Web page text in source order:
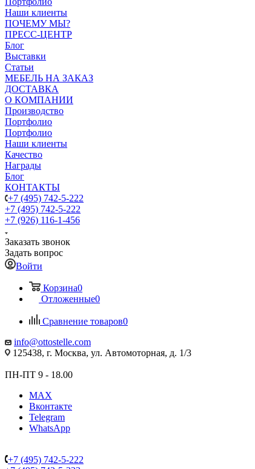
Наши клиенты
ПОЧЕМУ МЫ?
ПРЕСС-ЦЕНТР
Блог
Выставки
Статьи
МЕБЕЛЬ НА ЗАКАЗ
ДОСТАВКА
О КОМПАНИИ
Производство
Портфолио
Портфолио
Наши клиенты
Качество
Награды
Блог
КОНТАКТЫ
+7 (495) 742-5-222
+7 (495) 742-5-222
+7 (926) 116-1-456
Заказать звонок
Задать вопрос
Войти
Корзина0
Отложенные0
Сравнение товаров0
info@ottostelle.com
125438, г. Москва, ул. Автомоторная, д. 1/3
ПН-ПТ 9 - 18.00
MAX
Вконтакте
Telegram
WhatsApp
+7 (495) 742-5-222